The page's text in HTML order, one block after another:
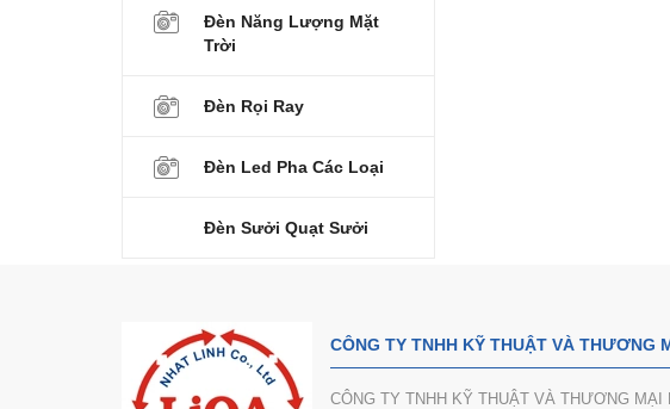
Đèn Năng Lượng Mặt
Trời
Đèn Rọi Ray
Đèn Led Pha Các Loại
Đèn Sưởi Quạt Sưởi
CÔNG TY TNHH KỸ THUẬT VÀ THƯƠNG
CÔNG TY TNHH KỸ THUẬT VÀ THƯƠNG